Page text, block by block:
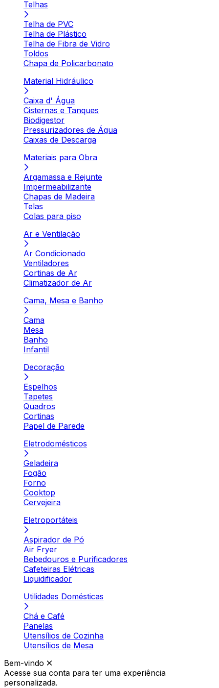
Telhas
Telha de PVC
Telha de Plástico
Telha de Fibra de Vidro
Toldos
Chapa de Policarbonato
Material Hidráulico
Caixa d' Água
Cisternas e Tanques
Biodigestor
Pressurizadores de Água
Caixas de Descarga
Materiais para Obra
Argamassa e Rejunte
Impermeabilizante
Chapas de Madeira
Telas
Colas para piso
Ar e Ventilação
Ar Condicionado
Ventiladores
Cortinas de Ar
Climatizador de Ar
Cama, Mesa e Banho
Cama
Mesa
Banho
Infantil
Decoração
Espelhos
Tapetes
Quadros
Cortinas
Papel de Parede
Eletrodomésticos
Geladeira
Fogão
Forno
Cooktop
Cervejeira
Eletroportáteis
Aspirador de Pó
Air Fryer
Bebedouros e Purificadores
Cafeteiras Elétricas
Liquidificador
Utilidades Domésticas
Chá e Café
Panelas
Utensílios de Cozinha
Utensílios de Mesa
Bem-vindo
Acesse sua conta para ter uma experiência
personalizada.